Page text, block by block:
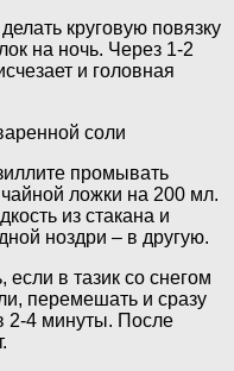
круговую повязку
на ночь. Через 1-2
и головная
соли
промывать
ложки на 200 мл.
из стакана и
ноздри – в другую.
в тазик со снегом
перемешать и сразу
2-4 минуты. После